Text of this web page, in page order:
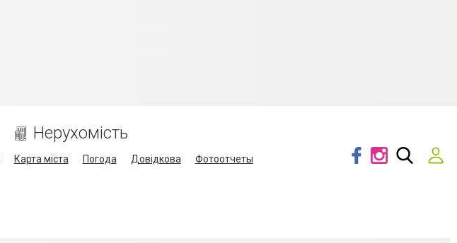
Нерухомість
Карта міста Погода Довідкова
Фотоотчеты